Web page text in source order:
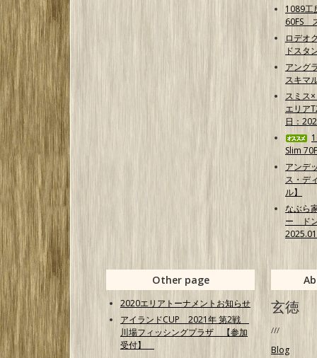
1089
60FS
ロデオ
ドスタ
アング
スキマ
スミス
エリア
日：
Slim
アンデ
ス・デ
ル】
なぶら
ー ド
Other page
2020エリアトーナメントお知らせ
アイランドCUP 2021年 第2戦
川場フィッシングプラザ 【参加
受付】
玄徳
///
Blog